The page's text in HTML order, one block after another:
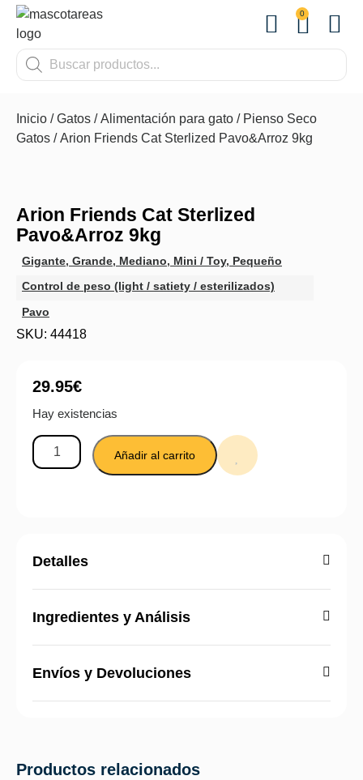
0
Inicio /Gatos /Alimentación para gato / Pienso Seco
Gatos / Arion Friends Cat Sterlized Pavo&Arroz 9kg
Arion Friends Cat Sterlized
Pavo&Arroz 9kg
Gigante, Grande, Mediano, Mini / Toy, Pequeño
Control de peso (light / satiety / esterilizados)
Pavo
SKU: 44418
29.95€
Hay existencias
Añadir al carrito
Detalles
Ingredientes y Análisis
Envíos y Devoluciones
Productos relacionados